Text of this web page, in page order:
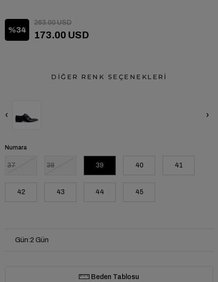
34
263.00 USD
173.00 USD
DİĞER RENK SEÇENEKLERİ
‹ ›
Numara
37 38 39 40 41
42 43 44 45
Gün:2 Gün
Beden Tablosu